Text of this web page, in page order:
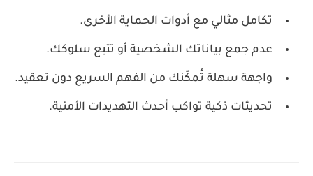
تكامل مثالي مع أدوات الحماية الأخرى.
عدم جمع بياناتك الشخصية أو تتبع سلوكك.
واجهة سهلة تُمكّنك من الفهم السريع دون تعقيد.
تحديثات ذكية تواكب أحدث التهديدات الأمنية.